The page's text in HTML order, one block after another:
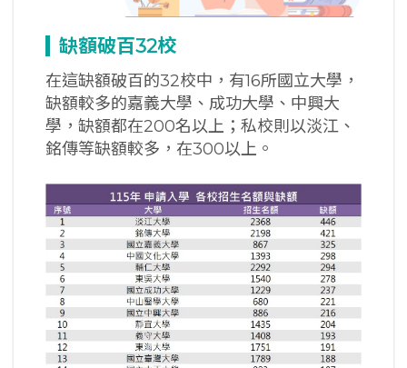
缺額破百32校
在這缺額破百的32校中，有16所國立大學，
缺額較多的嘉義大學、成功大學、中興大
學，缺額都在200名以上；私校則以淡江、
銘傳等缺額較多，在300以上。